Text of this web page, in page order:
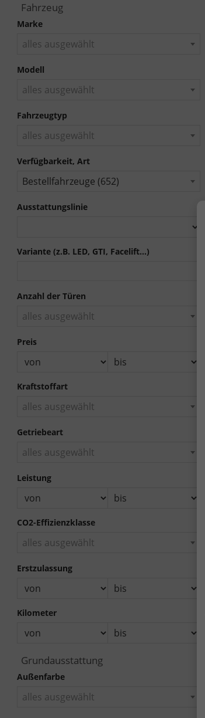
Fahrzeug
Marke
alles ausgewählt
Modell
alles ausgewählt
Fahrzeugtyp
alles ausgewählt
Verfügbarkeit, Art
Bestellfahrzeuge (652)
Ausstattungslinie
Variante (z.B. LED, GTI, Facelift...)
Anzahl der Türen
alles ausgewählt
Preis
Kraftstoffart
alles ausgewählt
Getriebeart
alles ausgewählt
Leistung
CO2-Effizienzklasse
alles ausgewählt
Erstzulassung
Kilometer
Grundausstattung
Außenfarbe
alles ausgewählt